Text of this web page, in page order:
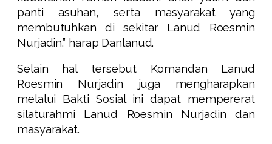
panti asuhan, serta masyarakat yang
membutuhkan di sekitar Lanud Roesmin
Nurjadin.” harap Danlanud.
Selain hal tersebut Komandan Lanud
Roesmin Nurjadin juga mengharapkan
melalui Bakti Sosial ini dapat mempererat
silaturahmi Lanud Roesmin Nurjadin dan
masyarakat.